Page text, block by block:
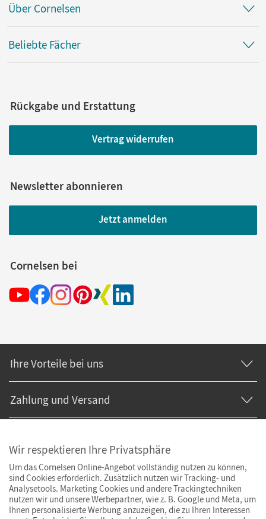
Über Cornelsen
Beliebte Fächer
Rückgabe und Erstattung
Vertrag widerrufen
Newsletter abonnieren
Jetzt anmelden
Cornelsen bei
Ihre Vorteile bei uns
Zahlung und Versand
Wir respektieren Ihre Privatsphäre
Um das Cornelsen Online-Angebot vollständig nutzen zu können,
sind Cookies erforderlich. Zusätzlich nutzen wir Tracking- und
Analysetools. Marketing Cookies und andere Trackingtechniken
nutzen wir und unsere Werbepartner, wie z. B. Google und Meta, um
Ihnen personalisierte Werbung anzuzeigen, die zu Ihren Interessen